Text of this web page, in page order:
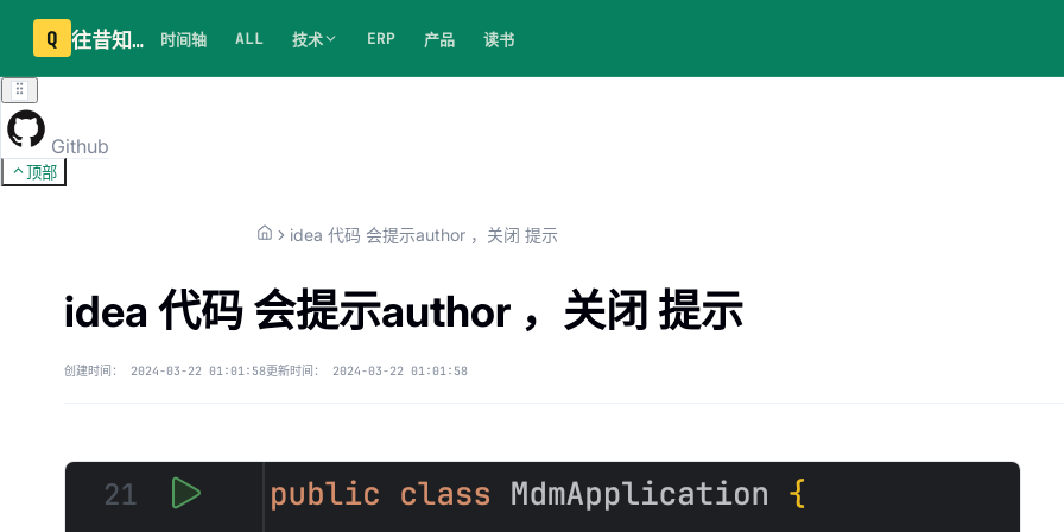
Q 往昔知识库 时间轴 ALL 技术 ERP 产品 读书
Github
顶部
idea 代码 会提示author ，关闭 提示
idea 代码 会提示author ，关闭 提示
创建时间： 2024-03-22 01:01:58更新时间： 2024-03-22 01:01:58